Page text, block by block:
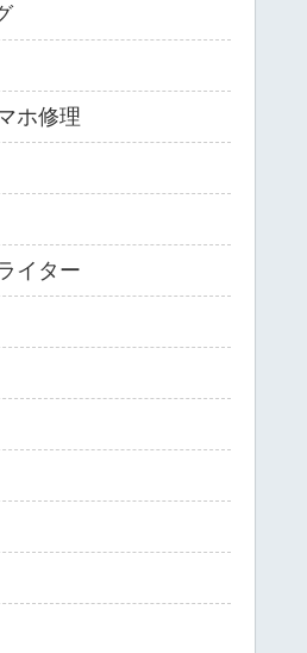
ホ修理
イター